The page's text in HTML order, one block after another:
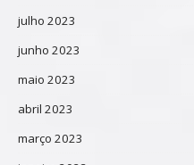
julho 2023
junho 2023
maio 2023
abril 2023
março 2023